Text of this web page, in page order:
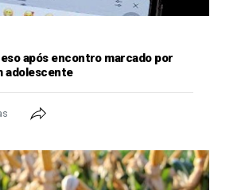
após encontro marcado por
adolescente